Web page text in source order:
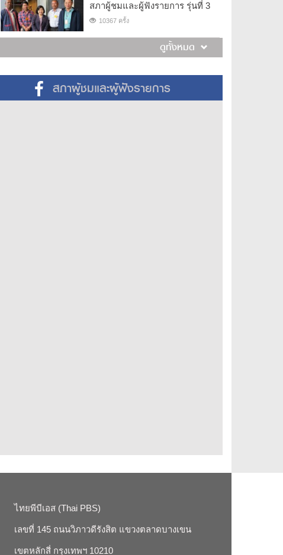
สภาผู้ชมและผู้ฟังรายการ รุ่นที่ 3
10367 ครั้ง
ดูทั้งหมด
สภาผู้ชมและผู้ฟังรายการ
ไทยพีบีเอส (Thai PBS)
เลขที่ 145 ถนนวิภาวดีรังสิต แขวงตลาดบางเขน
เขตหลักสี่ กรุงเทพฯ 10210